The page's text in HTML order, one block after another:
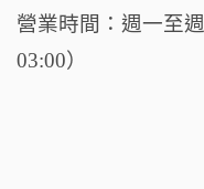
營業時間：週一至
03:00）